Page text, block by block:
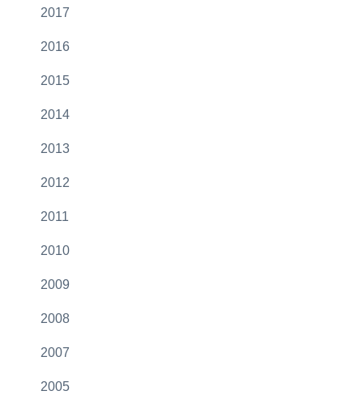
2017
2016
2015
2014
2013
2012
2011
2010
2009
2008
2007
2005